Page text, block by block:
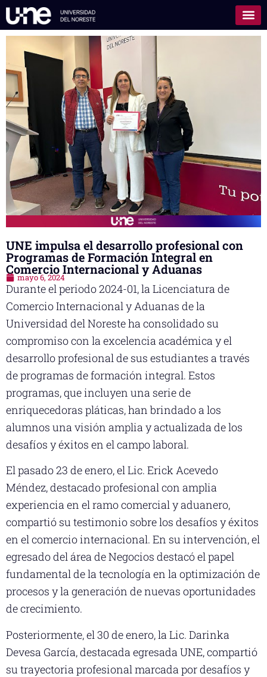
UNE impulsa el desarrollo profesional con
Programas de Formación Integral en
Comercio Internacional y Aduanas
mayo 6, 2024
Durante el periodo 2024-01, la Licenciatura de
Comercio Internacional y Aduanas de la
Universidad del Noreste ha consolidado su
compromiso con la excelencia académica y el
desarrollo profesional de sus estudiantes a través
de programas de formación integral. Estos
programas, que incluyen una serie de
enriquecedoras pláticas, han brindado a los
alumnos una visión amplia y actualizada de los
desafíos y éxitos en el campo laboral.
El pasado 23 de enero, el Lic. Erick Acevedo
Méndez, destacado profesional con amplia
experiencia en el ramo comercial y aduanero,
compartió su testimonio sobre los desafíos y éxitos
en el comercio internacional. En su intervención, el
egresado del área de Negocios destacó el papel
fundamental de la tecnología en la optimización de
procesos y la generación de nuevas oportunidades
de crecimiento.
Posteriormente, el 30 de enero, la Lic. Darinka
Devesa García, destacada egresada UNE, compartió
su trayectoria profesional marcada por desafíos y